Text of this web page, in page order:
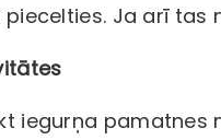
Ja arī
iegurņa pamatnes